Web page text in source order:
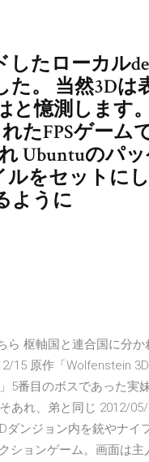
たローカル
。 当然3Dは
憶測します
たFPSゲーム
Ubuntuのパ
ルをセットに
ように
枢軸国と連合国に分
15 原作「Wolfenstein
5番目のボスであった実
あれ、弟と同じ 2012/
ダンジョン内を銃やナイ
ションゲーム。画面は